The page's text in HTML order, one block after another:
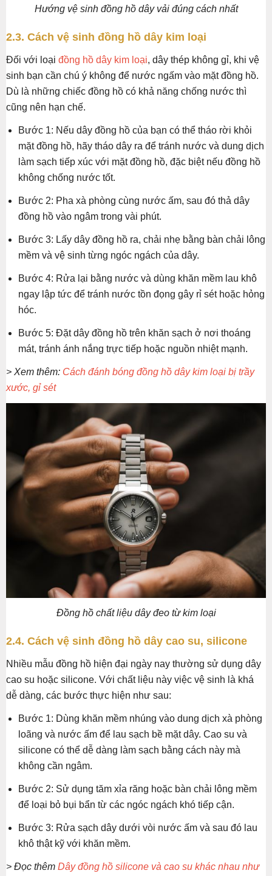
Hướng vệ sinh đồng hồ dây vải đúng cách nhất
2.3. Cách vệ sinh đồng hồ dây kim loại
Đối với loại đồng hồ dây kim loại, dây thép không gỉ, khi vệ
sinh bạn cần chú ý không để nước ngấm vào mặt đồng hồ.
Dù là những chiếc đồng hồ có khả năng chống nước thì
cũng nên hạn chế.
Bước 1: Nếu dây đồng hồ của bạn có thể tháo rời khỏi
mặt đồng hồ, hãy tháo dây ra để tránh nước và dung dịch
làm sạch tiếp xúc với mặt đồng hồ, đặc biệt nếu đồng hồ
không chống nước tốt.
Bước 2: Pha xà phòng cùng nước ấm, sau đó thả dây
đồng hồ vào ngâm trong vài phút.
Bước 3: Lấy dây đồng hồ ra, chải nhẹ bằng bàn chải lông
mềm và vệ sinh từng ngóc ngách của dây.
Bước 4: Rửa lại bằng nước và dùng khăn mềm lau khô
ngay lập tức để tránh nước tồn đọng gây rỉ sét hoặc hỏng
hóc.
Bước 5: Đặt dây đồng hồ trên khăn sạch ở nơi thoáng
mát, tránh ánh nắng trực tiếp hoặc nguồn nhiệt mạnh.
> Xem thêm: Cách đánh bóng đồng hồ dây kim loại bị trầy
xước, gỉ sét
Đồng hồ chất liệu dây đeo từ kim loại
2.4. Cách vệ sinh đồng hồ dây cao su, silicone
Nhiều mẫu đồng hồ hiện đại ngày nay thường sử dụng dây
cao su hoặc silicone. Với chất liệu này việc vệ sinh là khá
dễ dàng, các bước thực hiện như sau:
Bước 1: Dùng khăn mềm nhúng vào dung dịch xà phòng
loãng và nước ấm để lau sạch bề mặt dây. Cao su và
silicone có thể dễ dàng làm sạch bằng cách này mà
không cần ngâm.
Bước 2: Sử dụng tăm xỉa răng hoặc bàn chải lông mềm
để loại bỏ bụi bẩn từ các ngóc ngách khó tiếp cận.
Bước 3: Rửa sạch dây dưới vòi nước ấm và sau đó lau
khô thật kỹ với khăn mềm.
> Đọc thêm Dây đồng hồ silicone và cao su khác nhau như